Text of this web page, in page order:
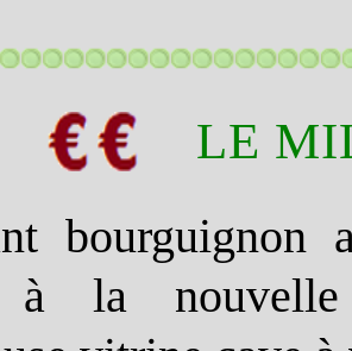
LE
à la nouvelle